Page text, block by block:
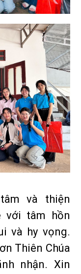
và thiện
với tâm hồn
và hy vọng.
Thiên Chúa
nhận. Xin